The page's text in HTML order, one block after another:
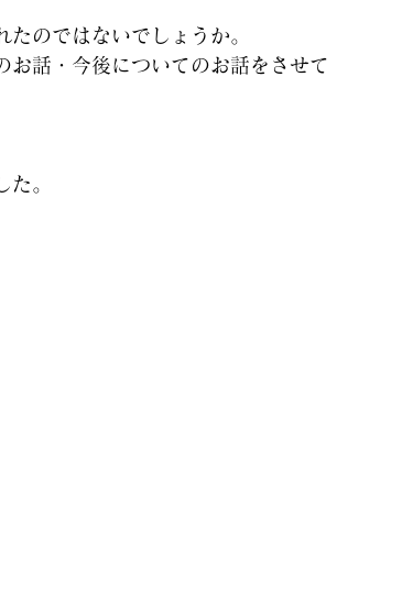
のではないでしょうか。
お話・今後についてのお話をさせて
。